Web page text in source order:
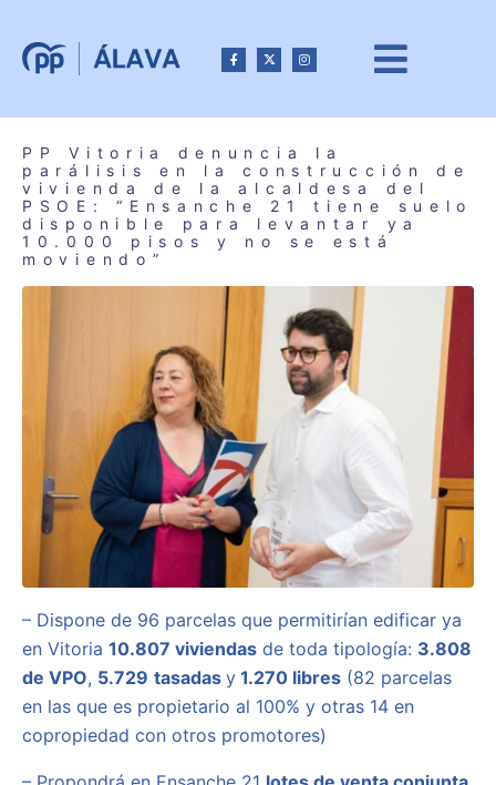
PP Vitoria denuncia la
parálisis en la construcción de
vivienda de la alcaldesa del
PSOE: “Ensanche 21 tiene suelo
disponible para levantar ya
10.000 pisos y no se está
moviendo”
– Dispone de 96 parcelas que permitirían edificar ya
en Vitoria 10.807 viviendas de toda tipología: 3.808
de VPO, 5.729 tasadas y 1.270 libres (82 parcelas
en las que es propietario al 100% y otras 14 en
copropiedad con otros promotores)